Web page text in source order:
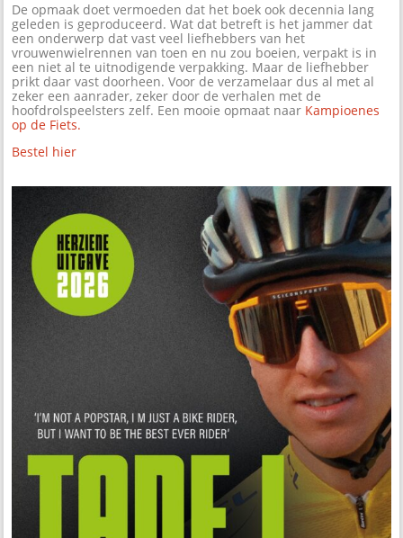
De opmaak doet vermoeden dat het boek ook decennia lang
geleden is geproduceerd. Wat dat betreft is het jammer dat
een onderwerp dat vast veel liefhebbers van het
vrouwenwielrennen van toen en nu zou boeien, verpakt is in
een niet al te uitnodigende verpakking. Maar de liefhebber
prikt daar vast doorheen. Voor de verzamelaar dus al met al
zeker een aanrader, zeker door de verhalen met de
hoofdrolspeelsters zelf. Een mooie opmaat naar Kampioenes
op de Fiets.
Bestel hier